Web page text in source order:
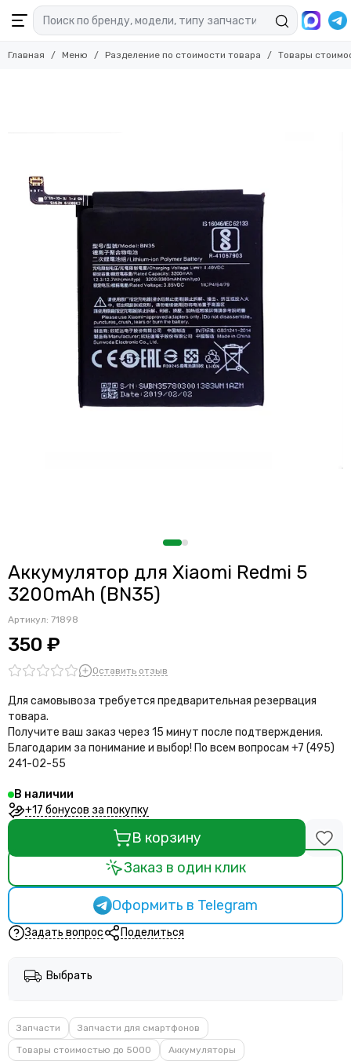
Главная Меню Разделение по стоимости товара Товары
Аккумулятор для Xiaomi Redmi 5
3200mAh (BN35)
Артикул: 71898
350 ₽
Оставить отзыв
Для самовывоза требуется предварительная резервация
товара.
Получите ваш заказ через 15 минут после подтверждения.
Благодарим за понимание и выбор! По всем вопросам +7 (495)
241-02-55
В наличии
+17 бонусов за покупку
В корзину
Заказ в один клик
Оформить в Telegram
Задать вопрос Поделиться
Выбрать
Запчасти
Запчасти для смартфонов
Товары стоимостью до 5000
Аккумуляторы